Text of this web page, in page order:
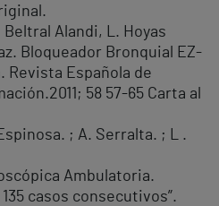
Beltral Alandi, L. Hoyas
Bloqueador Bronquial EZ-
Revista Española de
58 57-65 Carta al
; A. Serralta. ; L .
Ambulatoria.
casos consecutivos”.